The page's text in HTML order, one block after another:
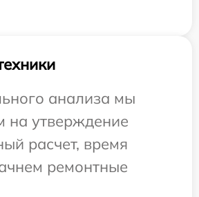
анализа мы
на утверждение
расчет, время
ремонтные